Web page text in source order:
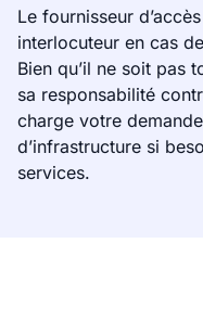
Le fournisseur
interlocuteur en cas
Bien qu’il ne soit pas
sa responsabilité
charge votre
d’infrastructure si
services.